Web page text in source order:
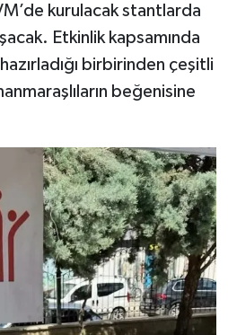
kurulacak stantlarda
Etkinlik kapsamında
birbirinden çeşitli
beğenisine